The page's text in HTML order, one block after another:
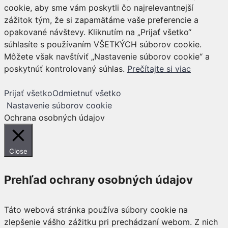
cookie, aby sme vám poskytli čo najrelevantnejší
zážitok tým, že si zapamätáme vaše preferencie a
opakované návštevy. Kliknutím na „Prijať všetko“
súhlasíte s používaním VŠETKÝCH súborov cookie.
Môžete však navštíviť „Nastavenie súborov cookie“ a
poskytnúť kontrolovaný súhlas. Prečítajte si viac
Prijať všetkoOdmietnuť všetko
Nastavenie súborov cookie
Ochrana osobných údajov
Close
Prehľad ochrany osobných údajov
Táto webová stránka používa súbory cookie na
zlepšenie vášho zážitku pri prechádzaní webom. Z nich